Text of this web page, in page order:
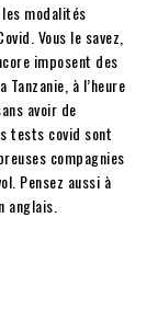
modalités
Vous le savez,
imposent des
à l’heure
avoir de
tests covid sont
compagnies
Pensez aussi à